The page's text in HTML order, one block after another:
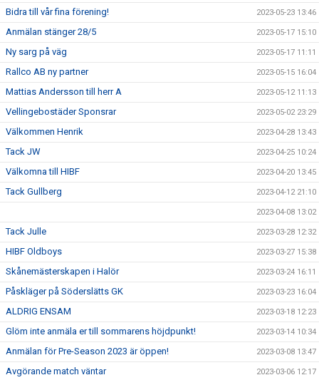
Bidra till vår fina förening! 2023-05-23 13:46
Anmälan stänger 28/5 2023-05-17 15:10
Ny sarg på väg 2023-05-17 11:11
Rallco AB ny partner 2023-05-15 16:04
Mattias Andersson till herr A 2023-05-12 11:13
Vellingebostäder Sponsrar 2023-05-02 23:29
Välkommen Henrik 2023-04-28 13:43
Tack JW 2023-04-25 10:24
Välkomna till HIBF 2023-04-20 13:45
Tack Gullberg 2023-04-12 21:10
2023-04-08 13:02
Tack Julle 2023-03-28 12:32
HIBF Oldboys 2023-03-27 15:38
Skånemästerskapen i Halör 2023-03-24 16:11
Påskläger på Söderslätts GK 2023-03-23 16:04
ALDRIG ENSAM 2023-03-18 12:23
Glöm inte anmäla er till sommarens höjdpunkt! 2023-03-14 10:34
Anmälan för Pre-Season 2023 är öppen! 2023-03-08 13:47
Avgörande match väntar 2023-03-06 12:17